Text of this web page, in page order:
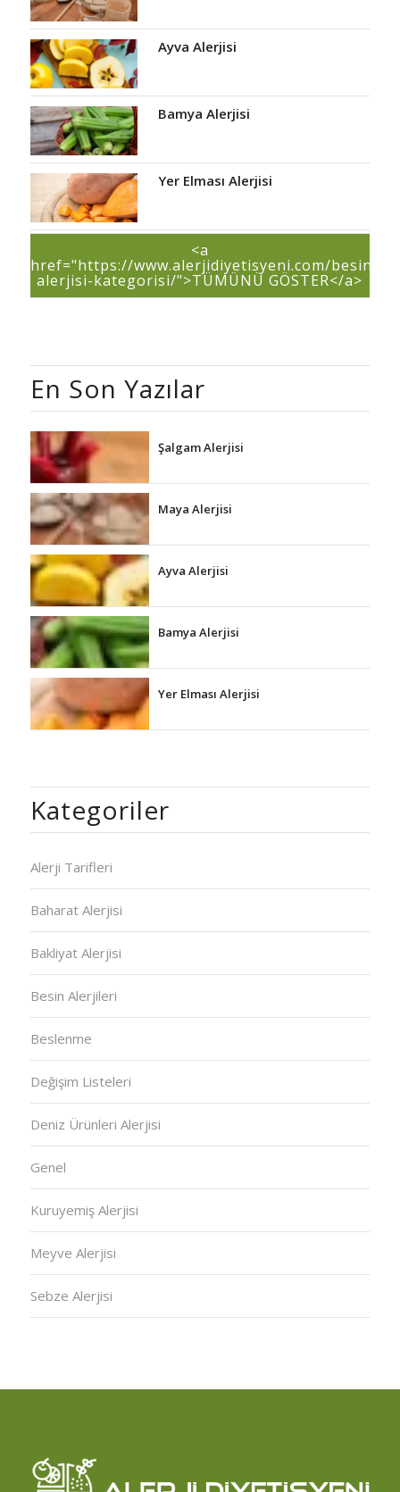
Ayva Alerjisi
Bamya Alerjisi
Yer Elması Alerjisi
<a
href="https://www.alerjidiyetisyeni.com/besin-
alerjisi-kategorisi/">TÜMÜNÜ GÖSTER</a>
En Son Yazılar
Şalgam Alerjisi
Maya Alerjisi
Ayva Alerjisi
Bamya Alerjisi
Yer Elması Alerjisi
Kategoriler
Alerji Tarifleri
Baharat Alerjisi
Bakliyat Alerjisi
Besin Alerjileri
Beslenme
Değişim Listeleri
Deniz Ürünleri Alerjisi
Genel
Kuruyemiş Alerjisi
Meyve Alerjisi
Sebze Alerjisi